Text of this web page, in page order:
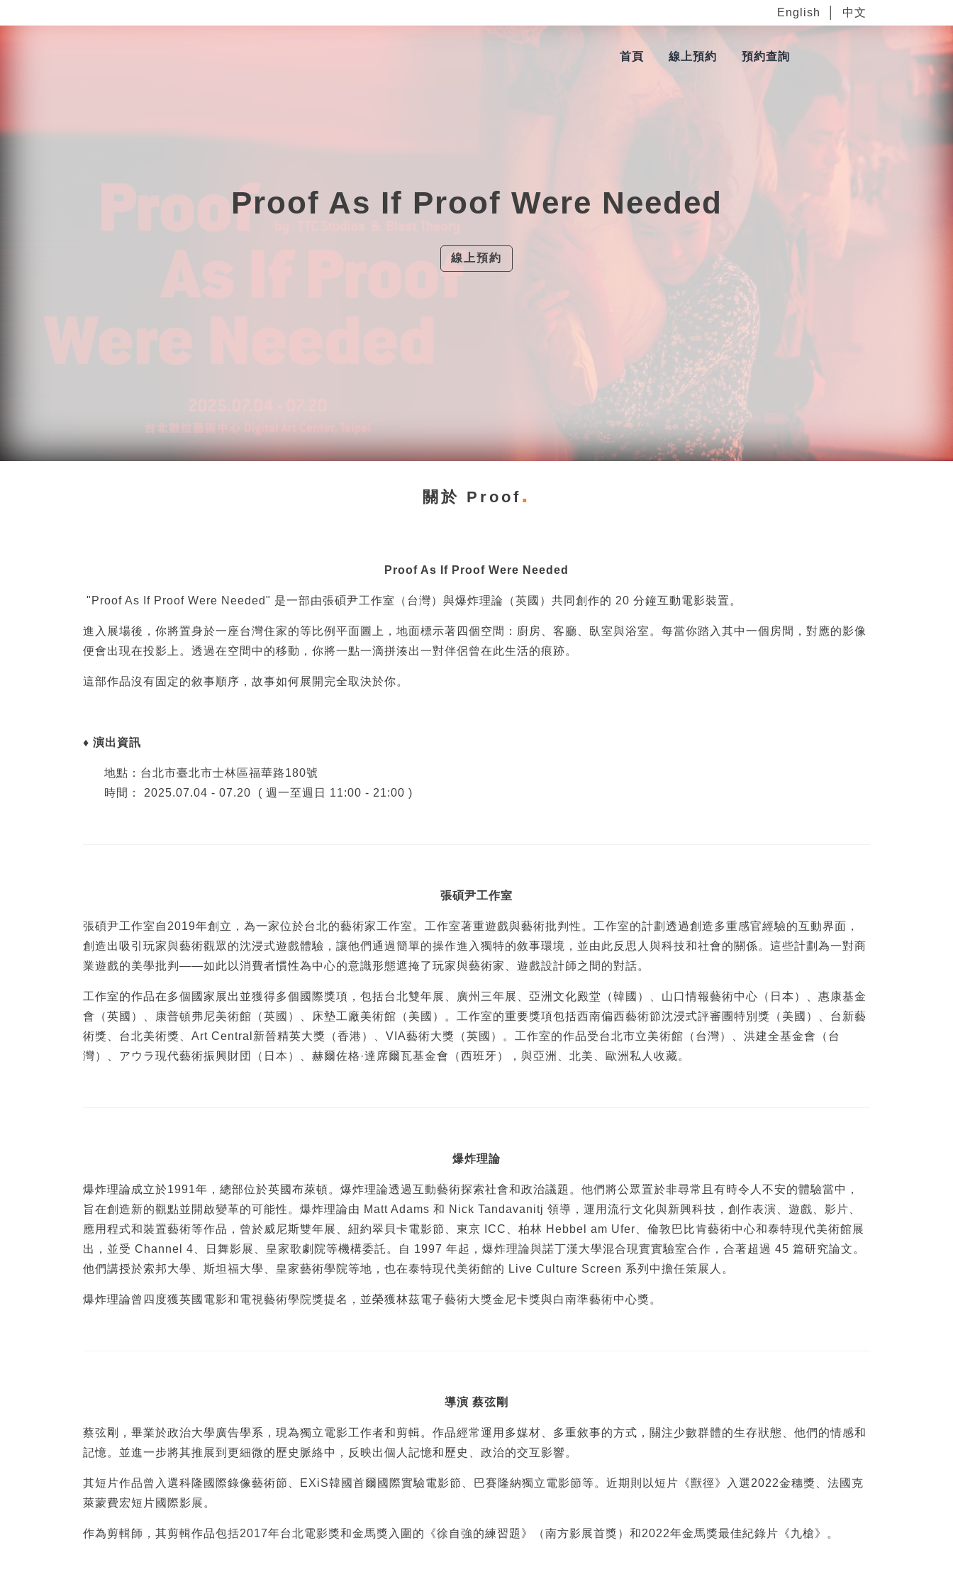
English 中文
首頁 線上預約 預約查詢
Proof As If Proof Were Needed
線上預約
關於 Proof
Proof As If Proof Were Needed
"Proof As If Proof Were Needed" 是一部由張碩尹工作室（台灣）與爆炸理論（英國）共同創作的 20 分鐘互動電影裝置。
進入展場後，你將置身於一座台灣住家的等比例平面圖上，地面標示著四個空間：廚房、客廳、臥室與浴室。每當你踏入其中一個房間，對應的影像
便會出現在投影上。透過在空間中的移動，你將一點一滴拼湊出一對伴侶曾在此生活的痕跡。
這部作品沒有固定的敘事順序，故事如何展開完全取決於你。
♦ 演出資訊
地點：台北市臺北市士林區福華路180號
時間： 2025.07.04 - 07.20 ( 週一至週日 11:00 - 21:00 )
張碩尹工作室
張碩尹工作室自2019年創立，為一家位於台北的藝術家工作室。工作室著重遊戲與藝術批判性。工作室的計劃透過創造多重感官經驗的互動界面，
創造出吸引玩家與藝術觀眾的沈浸式遊戲體驗，讓他們通過簡單的操作進入獨特的敘事環境，並由此反思人與科技和社會的關係。這些計劃為一對商
業遊戲的美學批判——如此以消費者慣性為中心的意識形態遮掩了玩家與藝術家、遊戲設計師之間的對話。
工作室的作品在多個國家展出並獲得多個國際獎項，包括台北雙年展、廣州三年展、亞洲文化殿堂（韓國）、山口情報藝術中心（日本）、惠康基金
會（英國）、康普頓弗尼美術館（英國）、床墊工廠美術館（美國）。工作室的重要獎項包括西南偏西藝術節沈浸式評審團特別獎（美國）、台新藝
術獎、台北美術獎、Art Central新晉精英大獎（香港）、VIA藝術大獎（英國）。工作室的作品受台北市立美術館（台灣）、洪建全基金會（台
灣）、アウラ現代藝術振興財団（日本）、赫爾佐格·達席爾瓦基金會（西班牙），與亞洲、北美、歐洲私人收藏。
爆炸理論
爆炸理論成立於1991年，總部位於英國布萊頓。 爆炸理論透過互動藝術探索社會和政治議題。他們將公眾置於非尋常且有時令人不安的體驗當中，
旨在創造新的觀點並開啟變革的可能性。爆炸理論由 Matt Adams 和 Nick Tandavanitj 領導，運用流行文化與新興科技，創作表演、遊戲、影片、
應用程式和裝置藝術等作品，曾於威尼斯雙年展、紐約翠貝卡電影節、東京 ICC、柏林 Hebbel am Ufer、倫敦巴比肯藝術中心和泰特現代美術館展
出，並受 Channel 4、日舞影展、皇家歌劇院等機構委託。自 1997 年起，爆炸理論與諾丁漢大學混合現實實驗室合作，合著超過 45 篇研究論文。
他們講授於索邦大學、斯坦福大學、皇家藝術學院等地，也在泰特現代美術館的 Live Culture Screen 系列中擔任策展人。
爆炸理論曾四度獲英國電影和電視藝術學院獎提名，並榮獲林茲電子藝術大獎金尼卡獎與白南準藝術中心獎。
導演 蔡弦剛
蔡弦剛，畢業於政治大學廣告學系，現為獨立電影工作者和剪輯。作品經常運用多媒材、多重敘事的方式，關注少數群體的生存狀態、他們的情感和
記憶。並進一步將其推展到更細微的歷史脈絡中，反映出個人記憶和歷史、政治的交互影響。
其短片作品曾入選科隆國際錄像藝術節、EXiS韓國首爾國際實驗電影節、巴賽隆納獨立電影節等。近期則以短片《獸徑》入選2022金穗獎、法國克
萊蒙費宏短片國際影展。
作為剪輯師，其剪輯作品包括2017年台北電影獎和金馬獎入圍的《徐自強的練習題》（南方影展首獎）和2022年金馬獎最佳紀錄片《九槍》。